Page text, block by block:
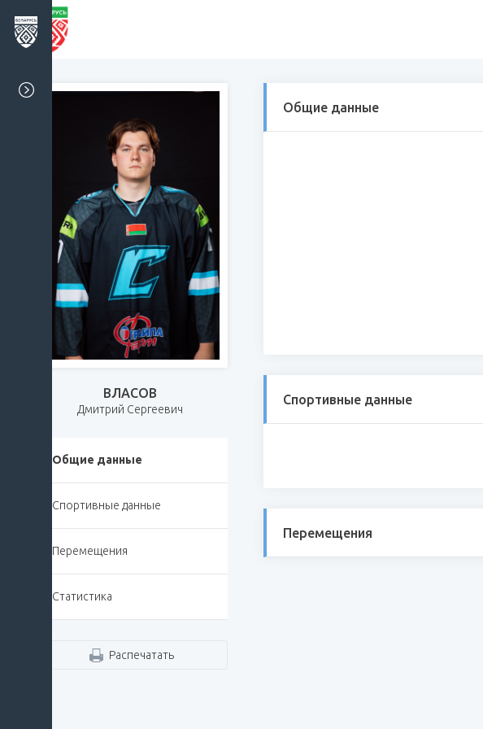
ВЛАСОВ
Дмитрий Сергеевич
Общие данные
Спортивные данные
Перемещения
Статистика
Распечатать
Общие данные
Спортивные данные
Перемещения